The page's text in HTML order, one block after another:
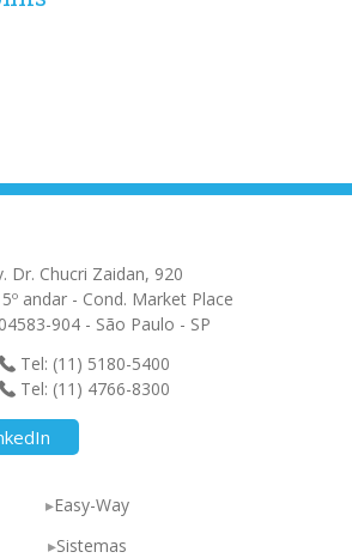
Dr. Chucri Zaidan, 920
andar - Cond. Market Place
904 - São Paulo - SP
Tel: (11) 5180-5400
Tel: (11) 4766-8300
Easy-Way
Sistemas